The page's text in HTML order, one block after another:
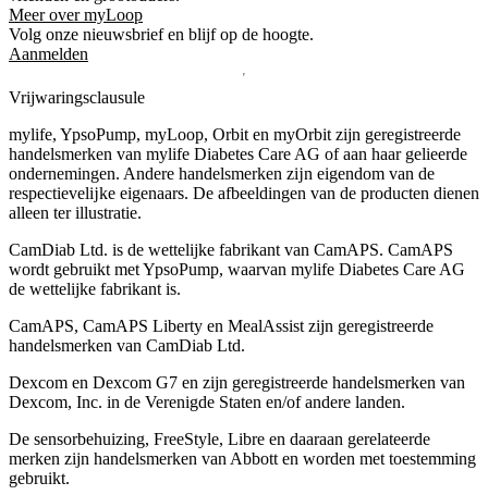
Meer over myLoop
Volg onze nieuwsbrief en blijf op de hoogte.
Aanmelden
Vrijwaringsclausule
mylife, YpsoPump, myLoop, Orbit en myOrbit zijn geregistreerde
handelsmerken van mylife Diabetes Care AG of aan haar gelieerde
ondernemingen. Andere handelsmerken zĳn eigendom van de
respectievelĳke eigenaars. De afbeeldingen van de producten dienen
alleen ter illustratie.
CamDiab Ltd. is de wettelijke fabrikant van CamAPS. CamAPS
wordt gebruikt met YpsoPump, waarvan mylife Diabetes Care AG
de wettelijke fabrikant is.
CamAPS, CamAPS Liberty en MealAssist zijn geregistreerde
handelsmerken van CamDiab Ltd.
Dexcom en Dexcom G7 en zijn geregistreerde handelsmerken van
Dexcom, Inc. in de Verenigde Staten en/of andere landen.
De sensorbehuizing, FreeStyle, Libre en daaraan gerelateerde
merken zijn handelsmerken van Abbott en worden met toestemming
gebruikt.